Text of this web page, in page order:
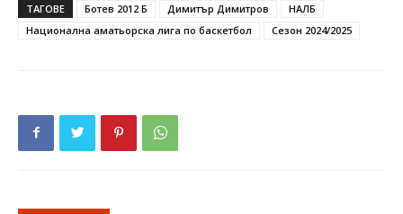
ТАГОВЕ Ботев 2012 Б Димитър Димитров
НАЛБ
Национална аматьорска лига по баскетбол
Сезон 2024/2025